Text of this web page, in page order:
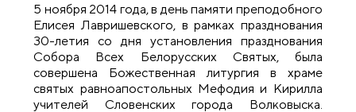
5 ноября 2014 года, в день памяти преподобного
Елисея Лавришевского, в рамках празднования
30-летия со дня установления празднования
Cобора Всех Белорусских Святых, была
совершена Божественная литургия в храме
святых равноапостольных Мефодия и Кирилла
учителей Словенских города Волковыска.